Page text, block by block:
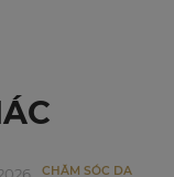
CHĂM SÓC